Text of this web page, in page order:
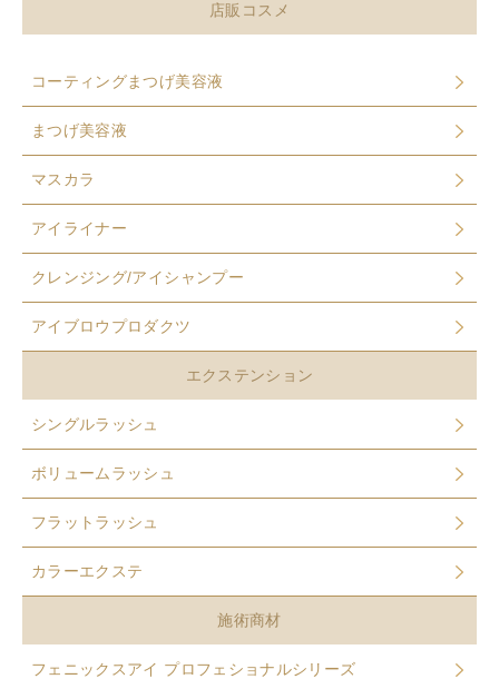
店販コスメ
コーティングまつげ美容液
まつげ美容液
マスカラ
アイライナー
クレンジング/アイシャンプー
アイブロウプロダクツ
エクステンション
シングルラッシュ
ボリュームラッシュ
フラットラッシュ
カラーエクステ
施術商材
フェニックスアイ プロフェショナルシリーズ